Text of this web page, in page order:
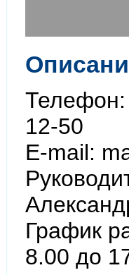
12-50
E-mail:
График
8.00 до